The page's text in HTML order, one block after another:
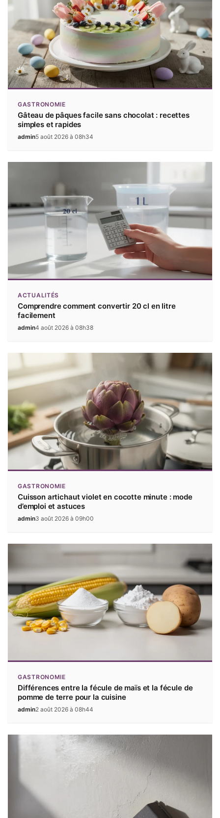
GASTRONOMIE
Gâteau de pâques facile sans chocolat : recettes
simples et rapides
admin5 août 2026 à 08h34
ACTUALITÉS
Comprendre comment convertir 20 cl en litre
facilement
admin4 août 2026 à 08h38
GASTRONOMIE
Cuisson artichaut violet en cocotte minute : mode
d’emploi et astuces
admin3 août 2026 à 09h00
GASTRONOMIE
Différences entre la fécule de maïs et la fécule de
pomme de terre pour la cuisine
admin2 août 2026 à 08h44